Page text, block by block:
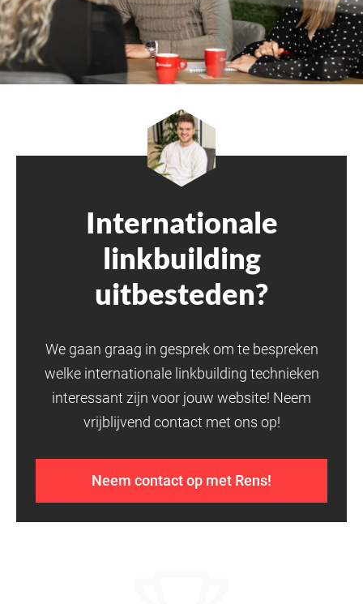
Internationale
linkbuilding
uitbesteden?
We gaan graag in gesprek om te bespreken
welke internationale linkbuilding technieken
interessant zijn voor jouw website! Neem
vrijblijvend contact met ons op!
Neem contact op met Rens!